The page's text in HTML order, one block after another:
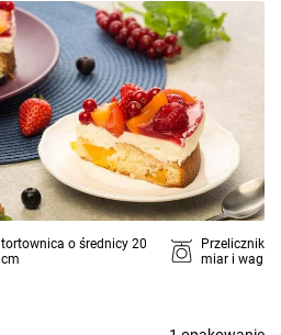
tortownica o średnicy 20
cm
Przelicznik
miar i wag